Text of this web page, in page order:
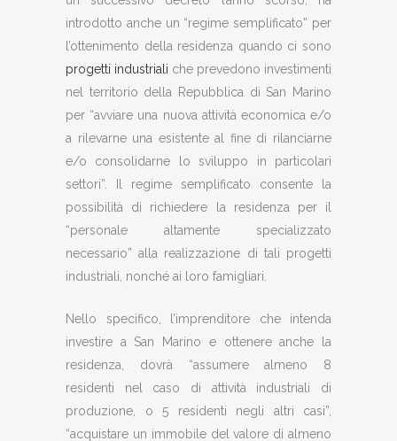
introdotto anche un “regime semplificato” per
l’ottenimento della residenza quando ci sono
progetti industriali che prevedono investimenti
nel territorio della Repubblica di San Marino
per “avviare una nuova attività economica e/o
a rilevarne una esistente al fine di rilanciarne
e/o consolidarne lo sviluppo in particolari
settori”. Il regime semplificato consente la
possibilità di richiedere la residenza per il
“personale altamente specializzato
necessario” alla realizzazione di tali progetti
industriali, nonché ai loro famigliari.
Nello specifico, l’imprenditore che intenda
investire a San Marino e ottenere anche la
residenza, dovrà “assumere almeno 8
residenti nel caso di attività industriali di
produzione, o 5 residenti negli altri casi”,
“acquistare un immobile del valore di almeno